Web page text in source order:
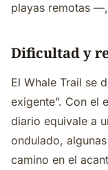
playas remotas
Dificultad y
El Whale Trail se
exigente”. Con el
diario equivale a
ondulado,
camino en el